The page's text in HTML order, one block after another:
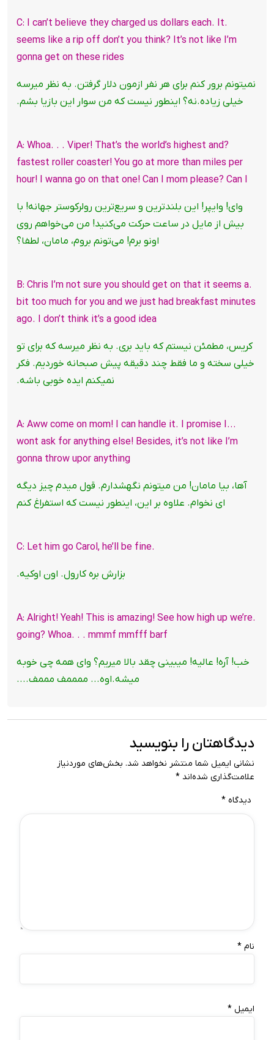
.C: I can’t believe they charged us dollars each. It
seems like a rip off don’t you think? It’s not like I’m
gonna get on these rides
نمیتونم برور کنم برای هر نفر ازمون دلار گرفتن. به نظر میرسه
خیلی زیاده.نه؟ اینطور نیست که من سوار این بازیا بشم.
?A: Whoa. . . Viper! That’s the world’s highest and
fastest roller coaster! You go at more than miles per
hour! I wanna go on that one! Can I mom please? Can I
وای! وایپر! این بلندترین و سریع‌ترین رولرکوستر جهانه! با
بیش از مایل در ساعت حرکت می‌کنید! من می‌خواهم روی
اونو برم! می‌تونم بروم، مامان، لطفا؟
.B: Chris I’m not sure you should get on that it seems a
bit too much for you and we just had breakfast minutes
ago. I don’t think it’s a good idea
کریس، مطمئن نیستم که باید بری. به نظر میرسه که برای تو
خیلی سخته و ما فقط چند دقیقه پیش صبحانه خوردیم. فکر
نمیکنم ایده خوبی باشه.
...A: Aww come on mom! I can handle it. I promise I
wont ask for anything else! Besides, it’s not like I’m
gonna throw upor anything
آها، بیا مامان! من میتونم نگهشدارم. قول میدم چیز دیگه
ای نخوام. علاوه بر این، اینطور نیست که استفراغ کنم
.C: Let him go Carol, he’ll be fine
بزارش بره کارول. اون اوکیه.
.A: Alright! Yeah! This is amazing! See how high up we’re
going? Whoa. . . mmmf mmfff barf
خب! آره! عالیه! میبینی چقد بالا میریم؟ وای همه چی خوبه
میشه.اوه... ممممف مممف....
دیدگاهتان را بنویسید
نشانی ایمیل شما منتشر نخواهد شد. بخش‌های موردنیاز
علامت‌گذاری شده‌اند *
دیدگاه *
نام *
ایمیل *